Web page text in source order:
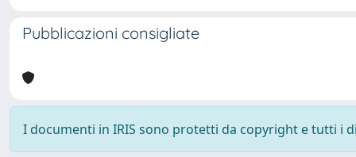
Pubblicazioni consigliate
I documenti in IRIS sono protetti da copyright e tutti i